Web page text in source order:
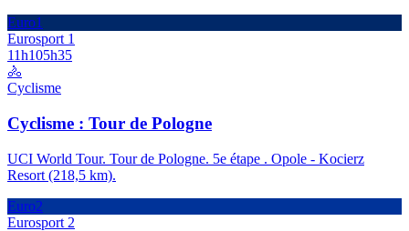
Euro1
Eurosport 1
11h105h35
🚴
Cyclisme
Cyclisme : Tour de Pologne
UCI World Tour. Tour de Pologne. 5e étape . Opole - Kocierz
Resort (218,5 km).
Euro2
Eurosport 2